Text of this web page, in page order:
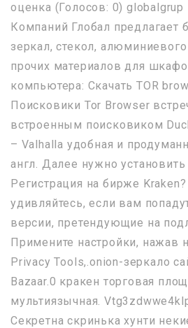
оценка (Голосов: 0) globalgrup
Компаний Глобал предлагает
зеркал, стекол,
прочих материалов для
компьютера: Скачать TOR
Поисковики Tor Browser
встроенным поисковиком
– Valhalla удобная и
англ. Далее нужно установить
Регистрация на бирже
удивляйтесь, если вам
версии, претендующие на
Примените настройки, нажав
Privacy Tools,.onion-зеркало
Bazaar.0 кракен торговая
мультиязычная.
Секретна скринька хунти